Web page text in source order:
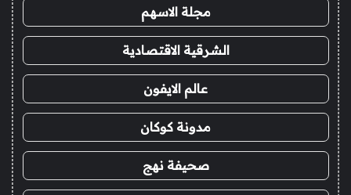
مجلة الاسهم
الشرقية الاقتصادية
عالم الايفون
مدونة كوكان
صحيفة نهج